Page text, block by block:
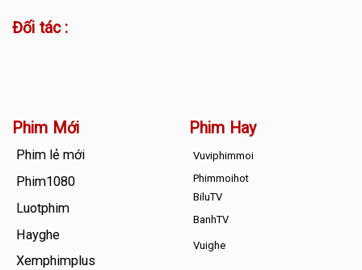
Đối tác :
Phim Mới
Phim lẻ mới
Phim1080
Luotphim
Hayghe
Xemphimplus
Phim Hay
Vuviphimmoi
Phimmoihot
BiluTV
BanhTV
Vuighe